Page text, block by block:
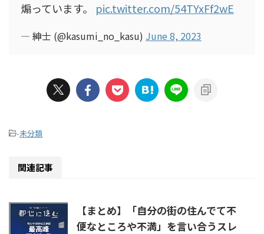
煽っています。 pic.twitter.com/54TYxFf2wE
— 紳士 (@kasumi_no_kasu) June 8, 2023
-未分類
関連記事
【まとめ】「自分の街の住んでて不
便なところや不満」を言い合うスレ